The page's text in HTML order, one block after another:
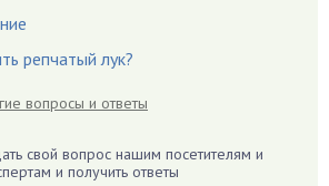
репчатый лук?
вопросы и ответы
свой вопрос нашим посетителям и
и получить ответы